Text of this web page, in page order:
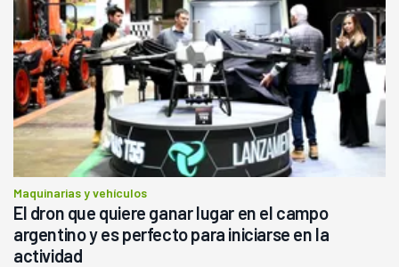
Maquinarias y vehículos
El dron que quiere ganar lugar en el campo
argentino y es perfecto para iniciarse en la
actividad